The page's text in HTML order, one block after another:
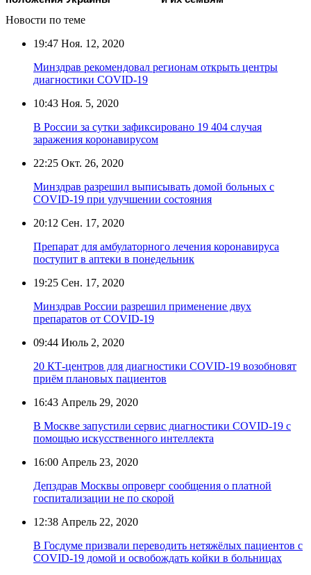
Новости по теме
19:47 Ноя. 12, 2020
Минздрав рекомендовал регионам открыть центры
диагностики COVID-19
10:43 Ноя. 5, 2020
В России за сутки зафиксировано 19 404 случая
заражения коронавирусом
22:25 Окт. 26, 2020
Минздрав разрешил выписывать домой больных с
COVID-19 при улучшении состояния
20:12 Сен. 17, 2020
Препарат для амбулаторного лечения коронавируса
поступит в аптеки в понедельник
19:25 Сен. 17, 2020
Минздрав России разрешил применение двух
препаратов от COVID-19
09:44 Июль 2, 2020
20 КТ-центров для диагностики COVID-19 возобновят
приём плановых пациентов
16:43 Апрель 29, 2020
В Москве запустили сервис диагностики COVID-19 с
помощью искусственного интеллекта
16:00 Апрель 23, 2020
Депздрав Москвы опроверг сообщения о платной
госпитализации не по скорой
12:38 Апрель 22, 2020
В Госдуме призвали переводить нетяжёлых пациентов с
COVID-19 домой и освобождать койки в больницах